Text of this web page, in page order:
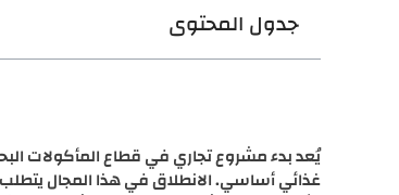
جدول المحتوى
يُعد بدء مشروع تجاري في قطاع المأكولات
غذائي أساسي. الانطلاق في هذا المجال